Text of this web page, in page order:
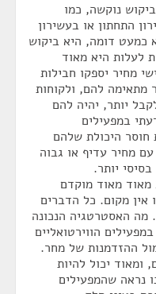
נוקשה, כמו
התחתון או בעשירון
כמעט דומה, היא ביקוש
לעלות היא מאוד
מחיר יספקו חבילות
מתאימה להם, ולקוחות
יותר, יהיה להם
במפעילים
חוסר היכולת שלהם
מחיר עדיף או גבוה
יותר.
מאוד מאוד מוקדם
אין מקום. כל הדברים
מה האסטרטגיה הנכונה
הווירטואליים
ההזדמנות של מחר.
ומאוד יכול להיות
נראה שהמפעילים